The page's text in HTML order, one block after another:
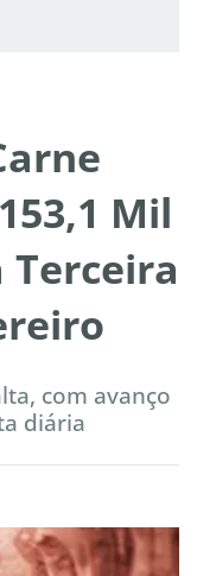
Mil
Terceira
com avanço
diária